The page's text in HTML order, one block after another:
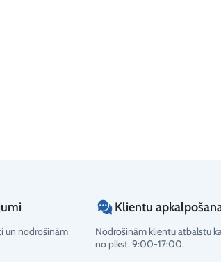
un nodrošinām
Klientu
Nodrošinām klientu atbalstu
no plkst. 9:00-17:00.